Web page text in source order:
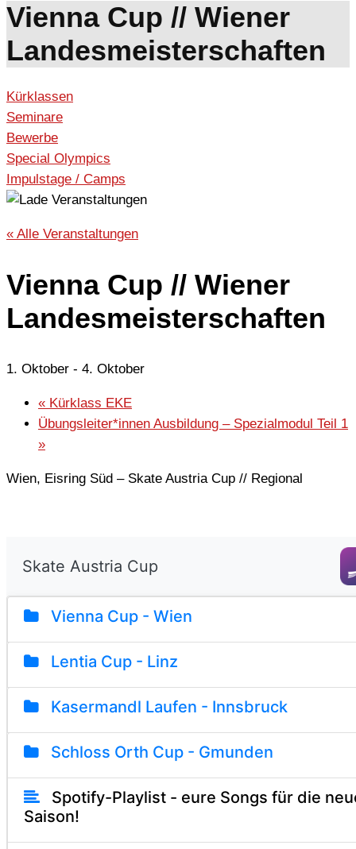
Vienna Cup // Wiener
Landesmeisterschaften
Kürklassen
Seminare
Bewerbe
Special Olympics
Impulstage / Camps
« Alle Veranstaltungen
Vienna Cup // Wiener
Landesmeisterschaften
1. Oktober - 4. Oktober
« Kürklass EKE
Übungsleiter*innen Ausbildung – Spezialmodul Teil 1
»
Wien, Eisring Süd – Skate Austria Cup // Regional